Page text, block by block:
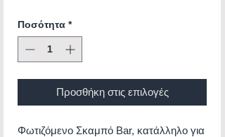
Ποσότητα *
Προσθήκη στις επιλογές
Φωτιζόμενο Σκαμπό Bar, κατάλληλο για